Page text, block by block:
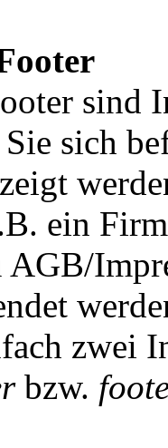
sind
sich
ein
zwei
bzw.